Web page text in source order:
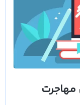
مهاجرت